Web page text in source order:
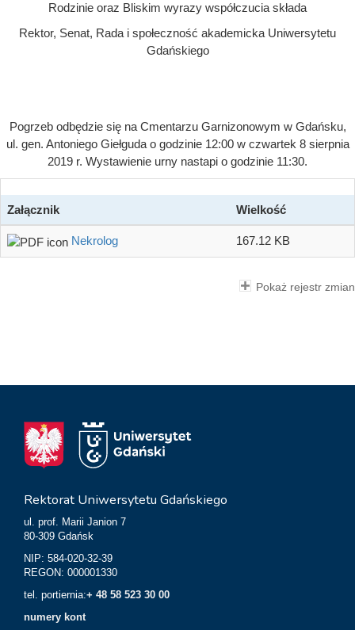
Rodzinie oraz Bliskim wyrazy współczucia składa
Rektor, Senat, Rada i społeczność akademicka Uniwersytetu
Gdańskiego
Pogrzeb odbędzie się na Cmentarzu Garnizonowym w Gdańsku,
ul. gen. Antoniego Giełguda o godzinie 12:00 w czwartek 8 sierpnia
2019 r. Wystawienie urny nastapi o godzinie 11:30.
Załącznik Wielkość
Nekrolog 167.12 KB
Pokaż rejestr zmian
Rektorat Uniwersytetu Gdańskiego
ul. prof. Marii Janion 7
80-309 Gdańsk
NIP: 584-020-32-39
REGON: 000001330
tel. portiernia:+ 48 58 523 30 00
numery kont